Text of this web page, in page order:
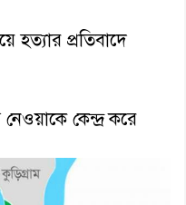
হত্যার প্রতিবাদে
কেন্দ্র করে